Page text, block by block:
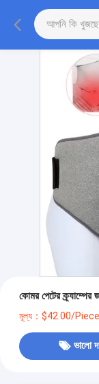
কোমর পেটের
মূল্য：$42.00/
ভালো